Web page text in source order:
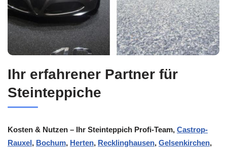
Ihr erfahrener Partner für
Steinteppiche
Kosten & Nutzen – Ihr Steinteppich Profi-Team, Castrop-
Rauxel, Bochum, Herten, Recklinghausen, Gelsenkirchen,